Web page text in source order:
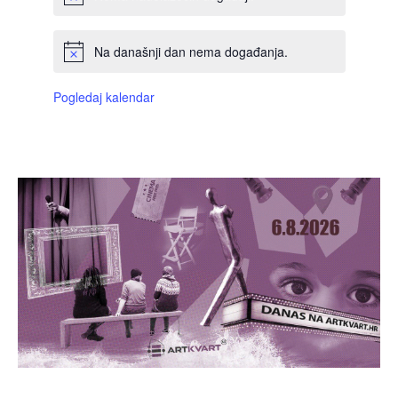
Na današnji dan nema događanja.
Pogledaj kalendar